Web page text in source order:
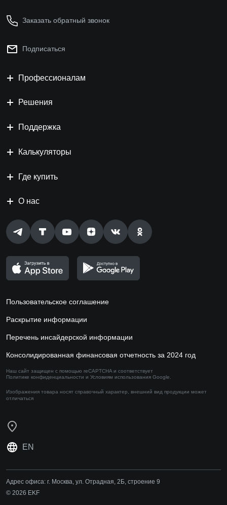
Заказать обратный звонок
Подписаться
Профессионалам
Решения
Поддержка
Калькуляторы
Где купить
О нас
Пользовательское соглашение
Раскрытие информации
Перечень инсайдерской информации
Консолидированная финансовая отчетность за 2024 год
Наш сайт защищен с помощью reCAPTCHA и соответствует
Политике конфиденциальности и Условиям использования Google.
Изображения товара носят справочный характер, внешний вид продукции может
отличаться
EN
Адрес офиса: г. Москва, ул. Отрадная, 2Б, строение 9
© 2026 EKF